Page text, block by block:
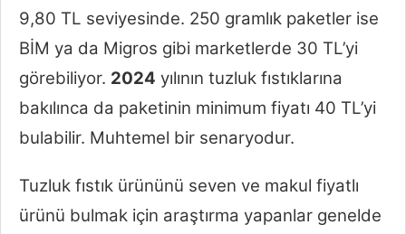
9,80 TL seviyesinde. 250 gramlık paketler ise
BİM ya da Migros gibi marketlerde 30 TL’yi
görebiliyor. 2024 yılının tuzluk fıstıklarına
bakılınca da paketinin minimum fiyatı 40 TL’yi
bulabilir. Muhtemel bir senaryodur.
Tuzluk fıstık ürününü seven ve makul fiyatlı
ürünü bulmak için araştırma yapanlar genelde